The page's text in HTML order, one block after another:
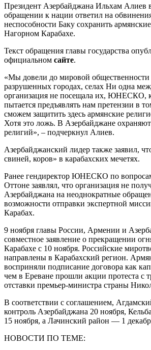
Президент Азербайджана Ильхам Алиев
обращении к нации ответил на
неспособности Баку сохранить
Нагорном Карабахе.
Текст обращения главы государства
официальном сайте.
«Мы довели до мировой общественности
разрушенных городах, селах Ни одна
организация не посещала их, ЮНЕСКО,
пытается предъявлять нам претензии в
сможем защитить здесь армянские
Хотя это ложь. В Азербайджане
религий», – подчеркнул Алиев.
Азербайджанский лидер также заявил,
свиней, коров» в карабахских мечетях.
Ранее гендиректор ЮНЕСКО по
Оттоне заявлял, что организация не
Азербайджана на неоднократные
возможности отправки экспертной
Карабах.
9 ноября главы России, Армении и
совместное заявление о прекращении
Карабахе с 10 ноября. Российские
направлены в Карабахский регион.
восприняли подписание договора как
чем в Ереване прошли акции протеста с
отставки премьер-министра страны
В соответствии с соглашением,
контроль Азербайджана 20 ноября,
15 ноября, а Лачинский район — 1
НОВОСТИ ПО ТЕМЕ: